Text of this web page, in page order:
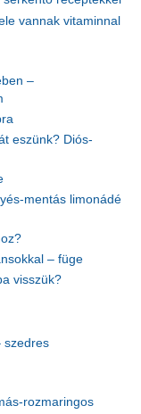
vannak vitaminnal
–
eszünk? Diós-
mentás limonádé
– füge
visszük?
szedres
rozmaringos